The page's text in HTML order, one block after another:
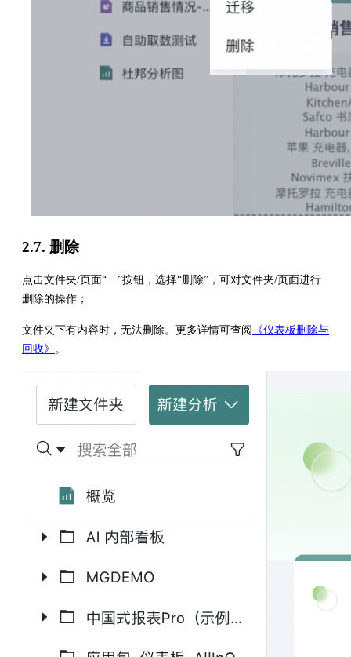
2.7. 删除
点击文件夹/页面“…”按钮，选择“删除”，可对文件夹/页面进行
删除的操作；
文件夹下有内容时，无法删除。更多详情可查阅
《仪表板删除与
回收》
。